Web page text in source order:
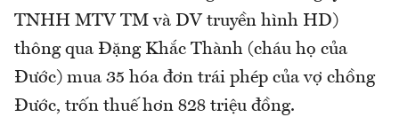
TNHH MTV TM và DV truyền hình HD)
thông qua Đặng Khắc Thành (cháu họ của
Đước) mua 35 hóa đơn trái phép của vợ chồng
Đước, trốn thuế hơn 828 triệu đồng.